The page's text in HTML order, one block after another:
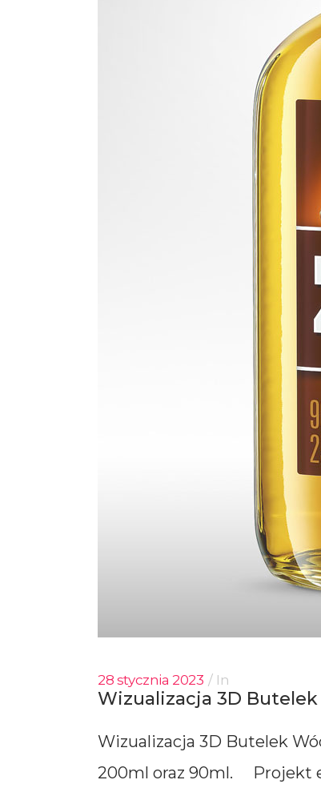
28 stycznia 2023 In
Wizualizacja 3D
Wizualizacja 3D Butelek
200ml oraz 90ml. Projekt